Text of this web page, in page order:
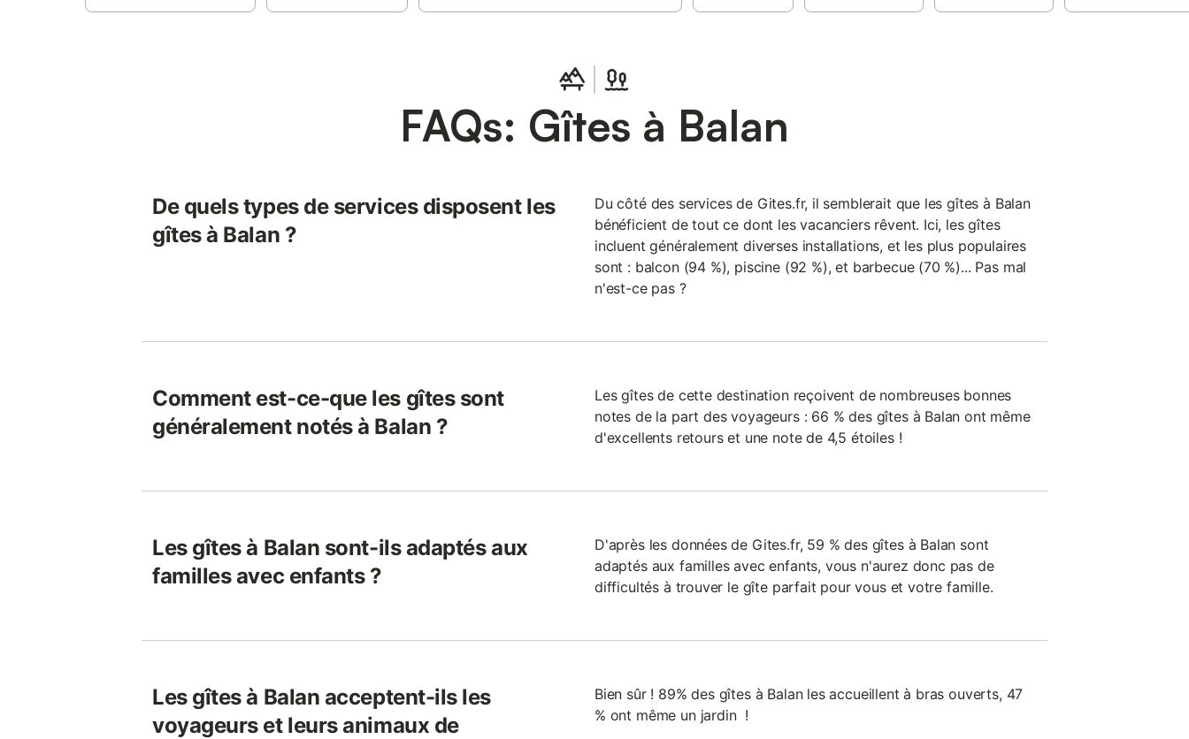
FAQs: Gîtes à Balan
De quels types de services disposent les
gîtes à Balan ?
Du côté des services de Gites.fr, il semblerait que les gîtes à Balan
bénéficient de tout ce dont les vacanciers rêvent. Ici, les gîtes
incluent généralement diverses installations, et les plus populaires
sont : balcon (94 %), piscine (92 %), et barbecue (70 %)... Pas mal
n'est-ce pas ?
Comment est-ce-que les gîtes sont
généralement notés à Balan ?
Les gîtes de cette destination reçoivent de nombreuses bonnes
notes de la part des voyageurs : 66 % des gîtes à Balan ont même
d'excellents retours et une note de 4,5 étoiles !
Les gîtes à Balan sont-ils adaptés aux
familles avec enfants ?
D'après les données de Gites.fr, 59 % des gîtes à Balan sont
adaptés aux familles avec enfants, vous n'aurez donc pas de
difficultés à trouver le gîte parfait pour vous et votre famille.
Les gîtes à Balan acceptent-ils les
voyageurs et leurs animaux de
Bien sûr ! 89% des gîtes à Balan les accueillent à bras ouverts, 47
% ont même un jardin !